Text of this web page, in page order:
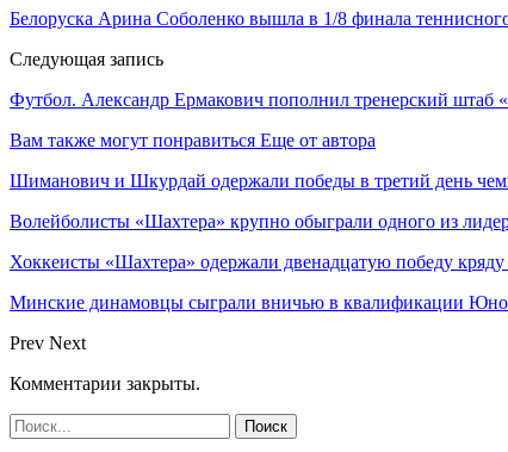
Белоруска Арина Соболенко вышла в 1/8 финала
Следующая запись
Футбол. Александр Ермакович пополнил тренерский штаб
Вам также могут понравиться Еще от автора
Шиманович и Шкурдай одержали победы в третий день
Волейболисты «Шахтера» крупно обыграли одного из
Хоккеисты «Шахтера» одержали двенадцатую победу кряду
Минские динамовцы сыграли вничью в квалификации
Prev Next
Комментарии закрыты.